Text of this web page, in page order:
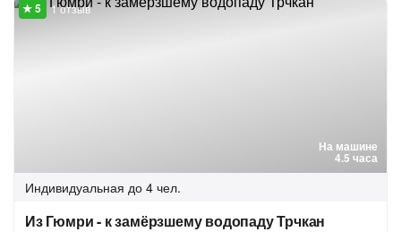
На машине
4.5 часа
1 отзыв
Индивидуальная до 4 чел.
Из Гюмри - к замёрзшему водопаду Трчкан